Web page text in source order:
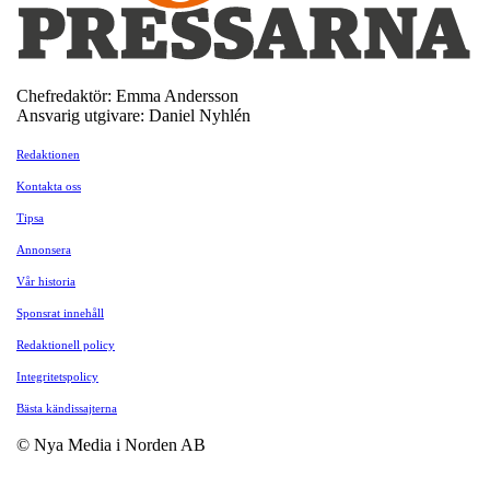
Chefredaktör: Emma Andersson
Ansvarig utgivare: Daniel Nyhlén
Redaktionen
Kontakta oss
Tipsa
Annonsera
Vår historia
Sponsrat innehåll
Redaktionell policy
Integritetspolicy
Bästa kändissajterna
© Nya Media i Norden AB